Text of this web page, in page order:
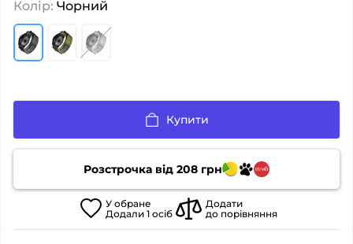
Колір: Чорний
Купити
Розстрочка від 208 грн
У обране
Додали 1 осіб
Додати
до порівняння